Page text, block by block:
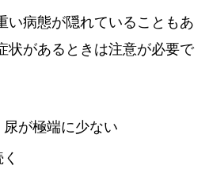
い病態が隠れていることもあ
状があるときは注意が必要で
が極端に少ない